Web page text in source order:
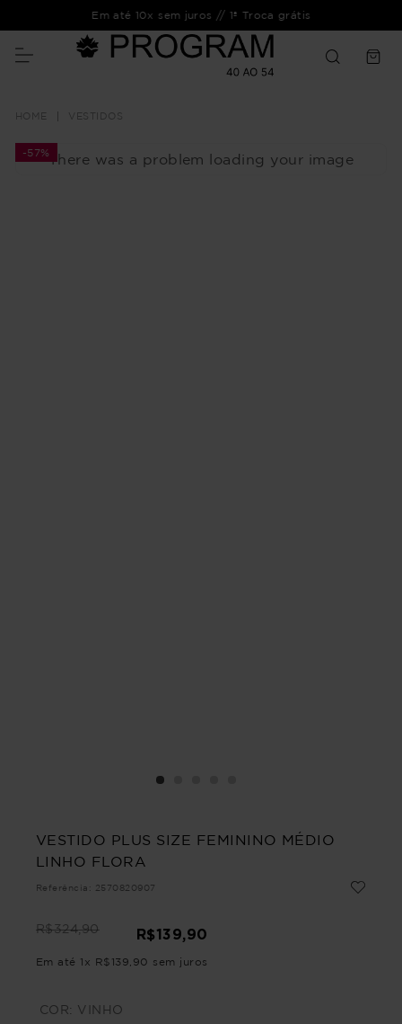
Em até 10x sem juros // 1ª Troca grátis
VESTIDOS
There was a problem loading your image
-57%
VESTIDO PLUS SIZE FEMININO MÉDIO
LINHO FLORA
Referência : 2570820907
R$324,90 R$139,90
Em até 1 x R$ 139 90 sem juros
COR: VINHO